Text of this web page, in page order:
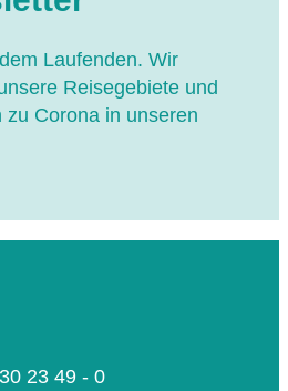
Laufenden. Wir
Reisegebiete und
Corona in unseren
23 49 - 0